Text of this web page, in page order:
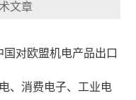
文章
国对欧盟机电产品出口
、消费电子、工业电